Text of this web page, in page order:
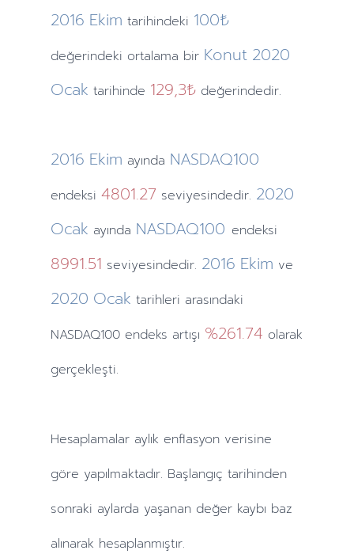
2016 Ekim tarihindeki 100₺
değerindeki ortalama bir Konut 2020
Ocak tarihinde 129,3₺ değerindedir.
2016 Ekim ayında NASDAQ100
endeksi 4801.27 seviyesindedir. 2020
Ocak ayında NASDAQ100 endeksi
8991.51 seviyesindedir. 2016 Ekim ve
2020 Ocak tarihleri arasındaki
NASDAQ100 endeks artışı %261.74 olarak
gerçekleşti.
Hesaplamalar aylık enflasyon verisine
göre yapılmaktadır. Başlangıç tarihinden
sonraki aylarda yaşanan değer kaybı baz
alınarak hesaplanmıştır.